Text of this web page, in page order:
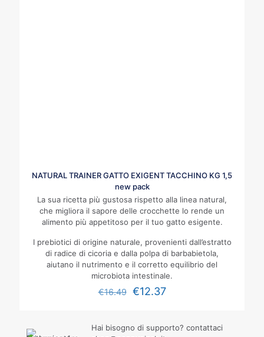
NATURAL TRAINER GATTO EXIGENT TACCHINO KG 1,5
new pack
La sua ricetta più gustosa rispetto alla linea natural,
che migliora il sapore delle crocchette lo rende un
alimento più appetitoso per il tuo gatto esigente.
I prebiotici di origine naturale, provenienti dall’estratto
di radice di cicoria e dalla polpa di barbabietola,
aiutano il nutrimento e il corretto equilibrio del
microbiota intestinale.
€16.49 €12.37
Hai bisogno di supporto? contattaci